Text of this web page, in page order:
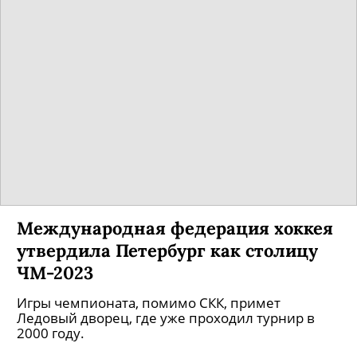
Международная федерация хоккея
утвердила Петербург как столицу
ЧМ-2023
Игры чемпионата, помимо СКК, примет
Ледовый дворец, где уже проходил турнир в
2000 году.